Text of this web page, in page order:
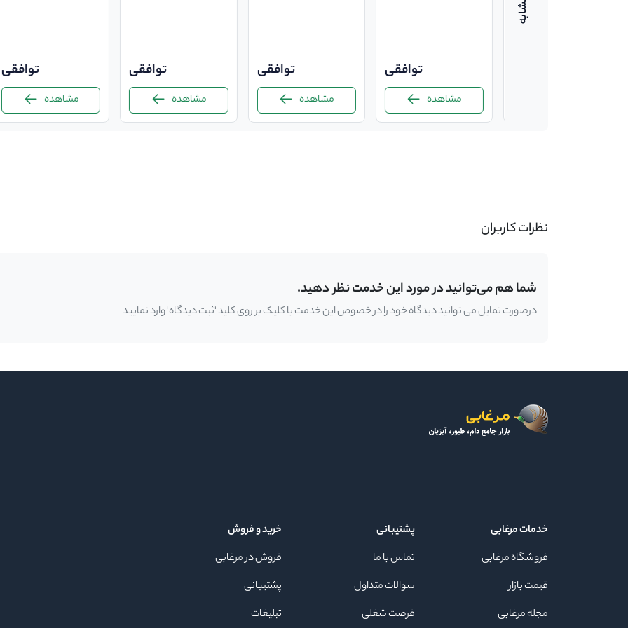
توافقی
مشاهده
توافقی
مشاهده
توافقی
مشاهده
توافقی
مشاهده
نظرات کاربران
شما هم می‌توانید در مورد این خدمت نظر دهید.
درصورت تمایل می توانید دیدگاه خود را در خصوص این خدمت با کلیک بر روی کلید 'ثبت دیدگاه' وارد نمایید
خدمات مرغابی
فروشگاه مرغابی
قیمت بازار
مجله مرغابی
پشتیبانی
تماس با ما
سوالات متداول
فرصت شغلی
خرید و فروش
فروش در مرغابی
پشتیبانی
تبلیغات